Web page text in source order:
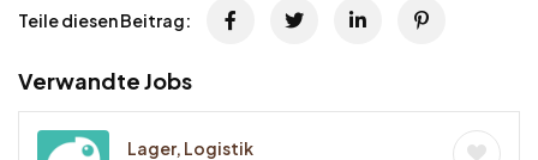
Teile diesen Beitrag:
Verwandte Jobs
Lager, Logistik